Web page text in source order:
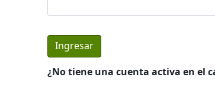
¿No tiene una cuenta activa en el